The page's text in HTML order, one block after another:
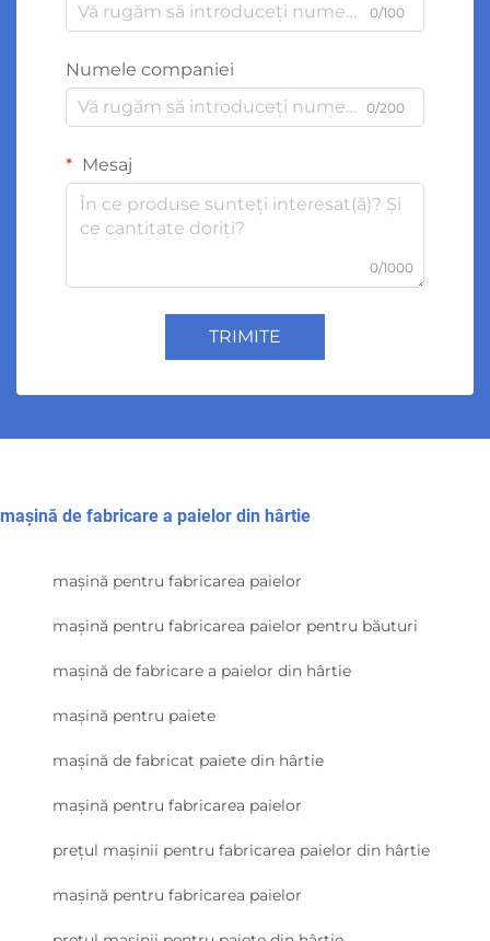
0/100
Numele companiei
0/200
Mesaj
0/1000
TRIMITE
mașină de fabricare a paielor din hârtie
mașină pentru fabricarea paielor
mașină pentru fabricarea paielor pentru băuturi
mașină de fabricare a paielor din hârtie
mașină pentru paiete
mașină de fabricat paiete din hârtie
mașină pentru fabricarea paielor
prețul mașinii pentru fabricarea paielor din hârtie
mașină pentru fabricarea paielor